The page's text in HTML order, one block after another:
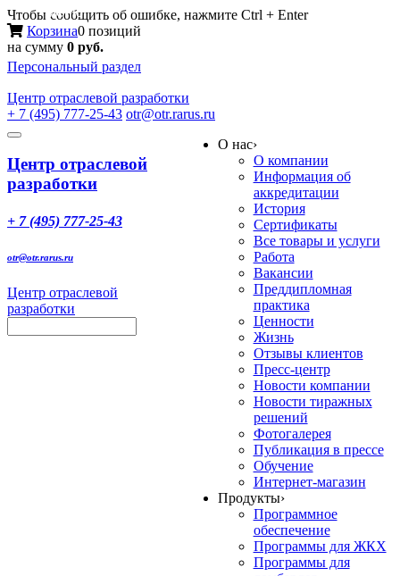
Чтобы сообщить об ошибке, нажмите Ctrl + Enter
Корзина0 позиций
на сумму 0 руб.
Персональный раздел
Центр отраслевой разработки
+ 7 (495) 777-25-43 otr@otr.rarus.ru
Toggle
Меню
Центр отраслевой
разработки
+ 7 (495) 777-25-43
otr@otr.rarus.ru
Центр отраслевой
разработки
О нас›
О компании
Информация об
аккредитации
История
Сертификаты
Все товары и услуги
Работа
Вакансии
Преддипломная
практика
Ценности
Жизнь
Отзывы клиентов
Пресс-центр
Новости компании
Новости тиражных
решений
Фотогалерея
Публикация в прессе
Обучение
Интернет-магазин
Продукты›
Программное
обеспечение
Программы для ЖКХ
Программы для